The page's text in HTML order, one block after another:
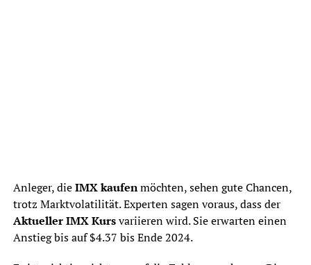
Anleger, dieIMX kaufenmöchten, sehen gute Chancen,
trotz Marktvolatilität. Experten sagen voraus, dass der
Aktueller IMX Kursvariieren wird. Sie erwarten einen
Anstieg bis auf $4.37 bis Ende 2024.